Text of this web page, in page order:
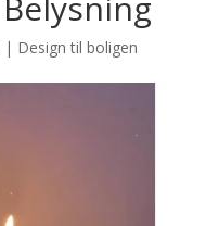
| Design til boligen